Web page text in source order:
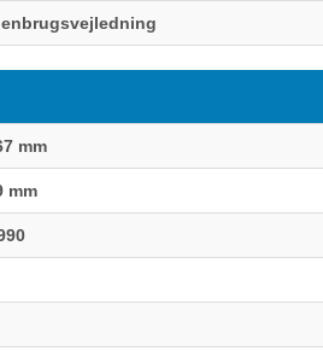
mm
mm